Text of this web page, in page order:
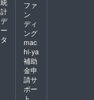
統
計
デ
ー
タ
ファ
ン
ディ
ング
mac
hi-ya
補助
金申
請サ
ポー